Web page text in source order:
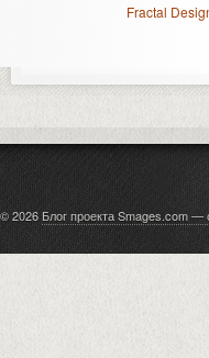
Fractal
© 2026 Блог проекта Smages.com